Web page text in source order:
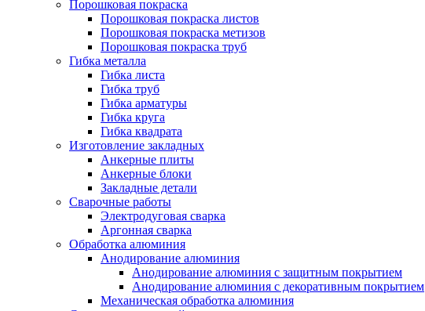
Порошковая покраска
Порошковая покраска листов
Порошковая покраска метизов
Порошковая покраска труб
Гибка металла
Гибка листа
Гибка труб
Гибка арматуры
Гибка круга
Гибка квадрата
Изготовление закладных
Анкерные плиты
Анкерные блоки
Закладные детали
Сварочные работы
Электродуговая сварка
Аргонная сварка
Обработка алюминия
Анодирование алюминия
Анодирование алюминия с защитным покрытием
Анодирование алюминия с декоративным покрытием
Механическая обработка алюминия